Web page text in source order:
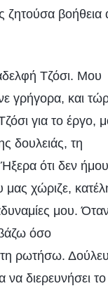
βοήθεια
Τζόσι. Μου
γρήγορα, και
για το έργο,
δουλειάς, τη
Ήξερα ότι δεν
μας χώριζε,
μου.
όσο
τη ρωτήσω.
διερευνήσει το